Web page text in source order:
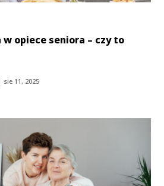
w opiece seniora – czy to
sie 11, 2025